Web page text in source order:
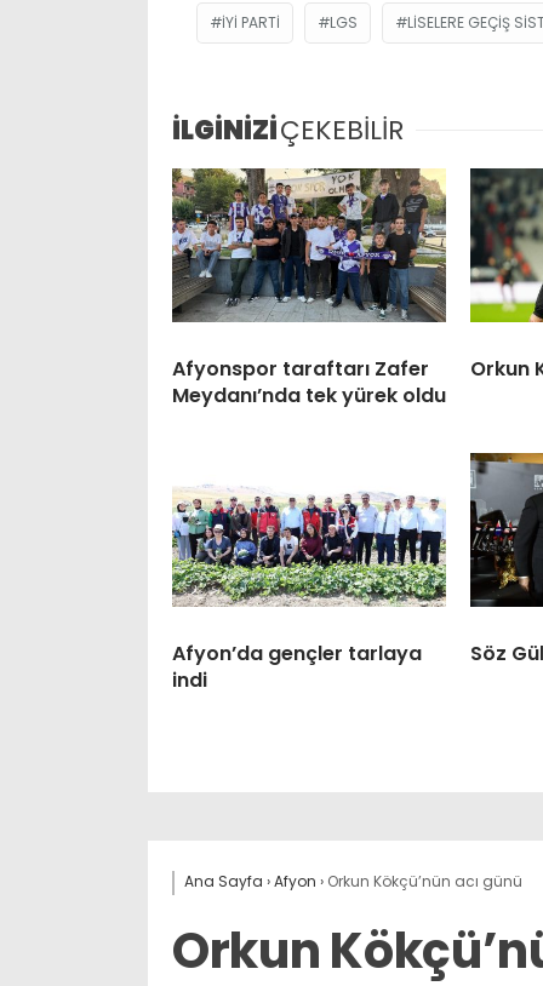
İYİ PARTI LGS LISELERE GEÇIŞ
İLGİNİZİÇEKEBİLİR
Afyonspor taraftarı Zafer
Meydanı’nda tek yürek oldu
Orkun
Afyon’da gençler tarlaya
indi
Söz
Ana Sayfa ›Afyon › Orkun Kökçü’nün acı günü
Orkun